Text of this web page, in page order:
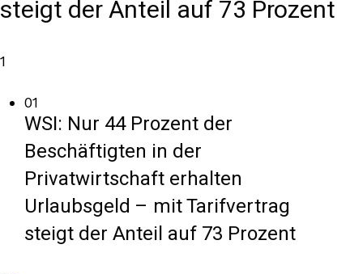
steigt der Anteil auf 73 Prozent
1
01
WSI: Nur 44 Prozent der
Beschäftigten in der
Privatwirtschaft erhalten
Urlaubsgeld – mit Tarifvertrag
steigt der Anteil auf 73 Prozent